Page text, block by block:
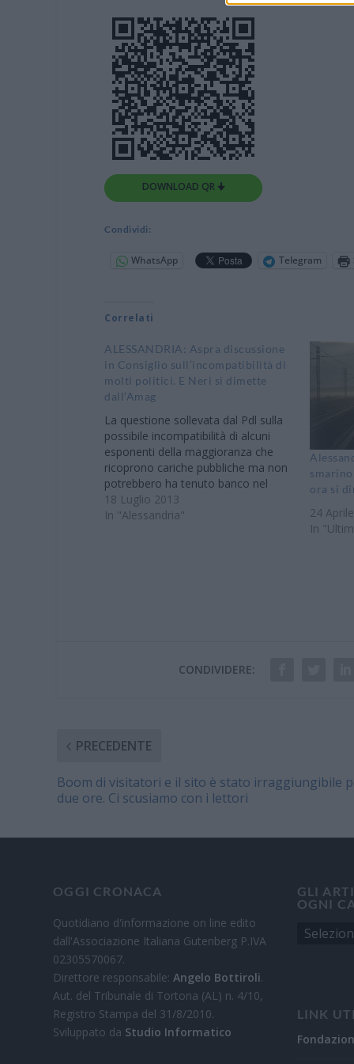
DOWNLOAD QR 🠋
Condividi:
WhatsApp Telegram
Correlati
ALESSANDRIA: Aspra discussione
in Consiglio sull’incompatibilità di
molti politici. E Neri si dimette
dall’Amag
La questione sollevata dal Pdl sulla
possibile incompatibilità di alcuni
esponenti della maggioranza che
ricoprono cariche pubbliche ma non
potrebbero ha tenuto banco nel
consiglio comunale di Giovedì.
Emanuele Locci ha chiesto la
18 Luglio 2013
In "Alessandria"
smarino
ora si
24
In
CONDIVIDERE:
PRECEDENTE
Boom di visitatori e il sito è stato irraggiungibile
due ore. Ci scusiamo con i lettori
OGGI CRONACA
Quotidiano d'informazione on line edito
dall'Associazione Italiana Gutenberg P.IVA
02305570067.
Direttore responsabile:Angelo Bottiroli.
Aut. del Tribunale di Tortona (AL) n. 4/10,
Registro Stampa del 31/8/2010.
Sviluppato da Studio Informatico
GLI
OGNI
LINK